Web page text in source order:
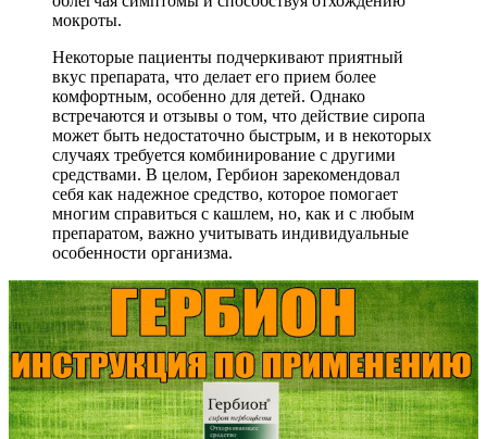
мокроты.
Некоторые пациенты подчеркивают приятный
вкус препарата, что делает его прием более
комфортным, особенно для детей. Однако
встречаются и отзывы о том, что действие сиропа
может быть недостаточно быстрым, и в некоторых
случаях требуется комбинирование с другими
средствами. В целом, Гербион зарекомендовал
себя как надежное средство, которое помогает
многим справиться с кашлем, но, как и с любым
препаратом, важно учитывать индивидуальные
особенности организма.